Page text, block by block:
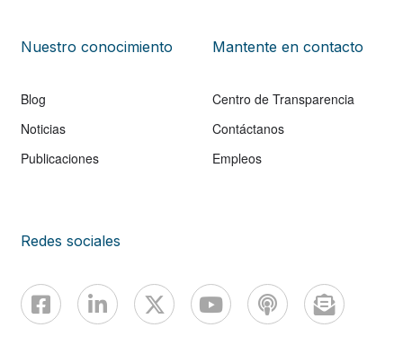
Nuestro conocimiento
Blog
Noticias
Publicaciones
Mantente en contacto
Centro de Transparencia
Contáctanos
Empleos
Redes sociales